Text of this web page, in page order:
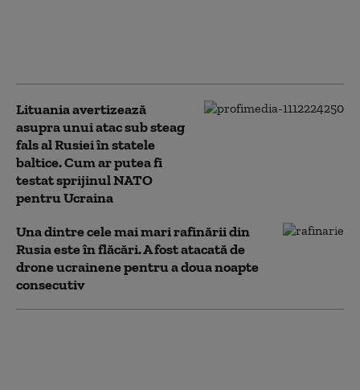
Lituania avertizează
asupra unui atac sub steag
fals al Rusiei în statele
baltice. Cum ar putea fi
testat sprijinul NATO
pentru Ucraina
Una dintre cele mai mari rafinării din
Rusia este în flăcări. A fost atacată de
drone ucrainene pentru a doua noapte
consecutiv